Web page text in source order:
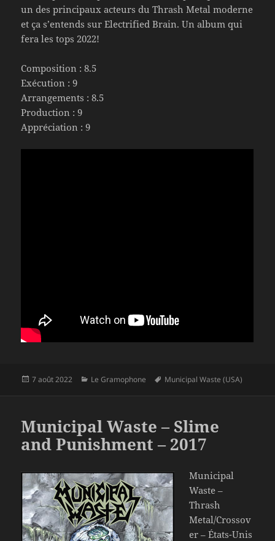
un des principaux acteurs du Thrash Metal moderne
et ça s’entends sur Electrified Brain. Un album qui
fera les tops 2022!
Composition : 8.5
Exécution : 9
Arrangements : 8.5
Production : 9
Appréciation : 9
Publié
7 août 2022 Catégories
Le Gramophone
Mots-
Municipal Waste (USA)
Municipal Waste – Slime
and Punishment – 2017
Municipal
Waste –
Thrash
Metal/Crossov
er – États-Unis